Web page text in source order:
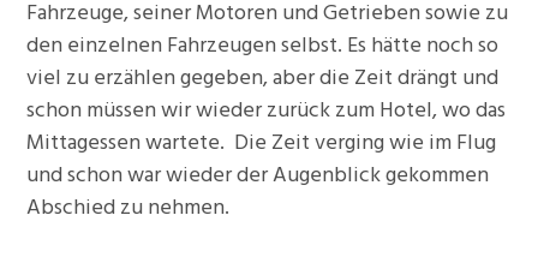
Fahrzeuge, seiner Motoren und Getrieben sowie zu
den einzelnen Fahrzeugen selbst. Es hätte noch so
viel zu erzählen gegeben, aber die Zeit drängt und
schon müssen wir wieder zurück zum Hotel, wo das
Mittagessen wartete. Die Zeit verging wie im Flug
und schon war wieder der Augenblick gekommen
Abschied zu nehmen.